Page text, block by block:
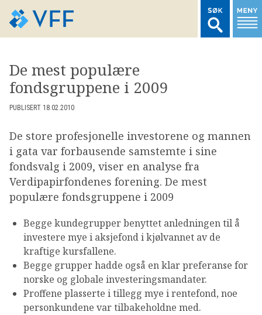
LOGG INN MEDLEMSNETT
MARKEDSSTATISTIKK
FONDSDATA
BRANSJENORMER
AKTUELT
OM VFF
DEN LILLE FONDSHÅNDBOKEN
De mest populære
fondsgruppene i 2009
PUBLISERT 18.02.2010
De store profesjonelle investorene og mannen
i gata var forbausende samstemte i sine
fondsvalg i 2009, viser en analyse fra
Verdipapirfondenes forening. De mest
populære fondsgruppene i 2009
Begge kundegrupper benyttet anledningen til å
investere mye i aksjefond i kjølvannet av de
kraftige kursfallene.
Begge grupper hadde også en klar preferanse for
norske og globale investeringsmandater.
Proffene plasserte i tillegg mye i rentefond, noe
personkundene var tilbakeholdne med.